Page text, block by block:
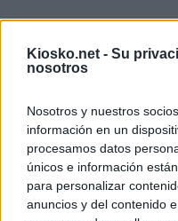
Kiosko.net - Su
nosotros
Nosotros y nuestros
información en un
procesamos datos
únicos e información
para personalizar
anuncios y del contenido
© Kiosko.net Aviso Legal